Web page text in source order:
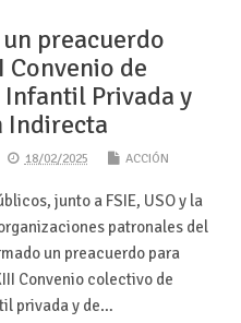
preacuerdo
Convenio de
Infantil Privada y
Indirecta
18/02/2025 ACCIÓN
junto a FSIE, USO y la
patronales del
un preacuerdo para
Convenio colectivo de
privada y de…